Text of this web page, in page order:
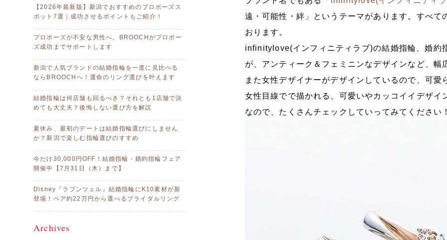
【2026年最新版】新潟でおすすめのプロポーズス
ポット7選｜成功させるポイントもご紹介！
プロポーズが不安な男性へ。BROOCHがプロポー
ズ成功までサポートします
新潟で人気ブランドの結婚指輪を一度に見比べる
ならBROOCHへ！運命のリング選びを叶えます
結婚指輪は何店舗も回るべき？それとも1店舗で決
めても大丈夫？後悔しない選び方を解説
夏休み、最初のデートは結婚指輪選びにしません
か？新潟で楽しむ指輪選びのすすめ
今だけ30,000円OFF！結婚指輪・婚約指輪フェア
開催中【7月31日（木）まで】
Disney『ラプンツェル』結婚指輪にK10素材が新
登場！ペア約22万円から選べるブライダルリング
Archives
遠・可能性・絆」というテーマがあります。すべ
おります。
infinitylove(インフィニティラブ)の結婚指輪、婚約
が、アンティーク＆フェミニンなデザインなど、幅
また女性デザイナーがデザインしているので、可
女性目線でで描かれる、可愛いやカッコイイデザ
なので、たくさんチェックしていってみてください